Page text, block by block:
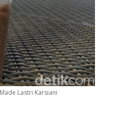
Lastri Karsiani